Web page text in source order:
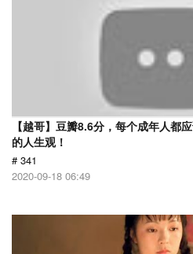
【越哥】豆瓣8.6分，每个成年人都
的人生观！
# 341
2020-09-18 06:49